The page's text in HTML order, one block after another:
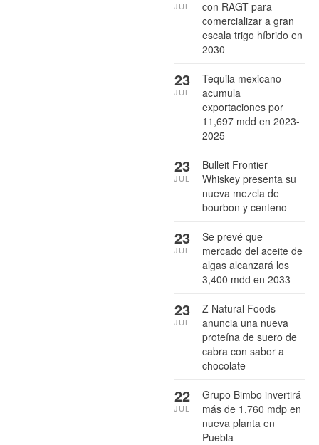
con RAGT para
comercializar a gran
escala trigo híbrido en
2030
JUL
Tequila mexicano
acumula
exportaciones por
11,697 mdd en 2023-
2025
23
JUL
Bulleit Frontier
Whiskey presenta su
nueva mezcla de
bourbon y centeno
23
JUL
Se prevé que
mercado del aceite de
algas alcanzará los
3,400 mdd en 2033
23
JUL
Z Natural Foods
anuncia una nueva
proteína de suero de
cabra con sabor a
chocolate
23
JUL
Grupo Bimbo invertirá
más de 1,760 mdp en
nueva planta en
Puebla
22
JUL